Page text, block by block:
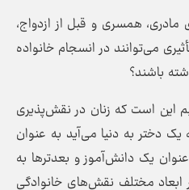
همسری و قبل از ازدواج،
می‌توانند در انسجام خانواده
باشند؟
این است که زنان در نقش‌پذیری
یک دختر به دنیا می‌آید به عنوان
یک دانش‌آموز و بعدتر‌ها به
ابعاد مختلف نقش‌های خانوادگی